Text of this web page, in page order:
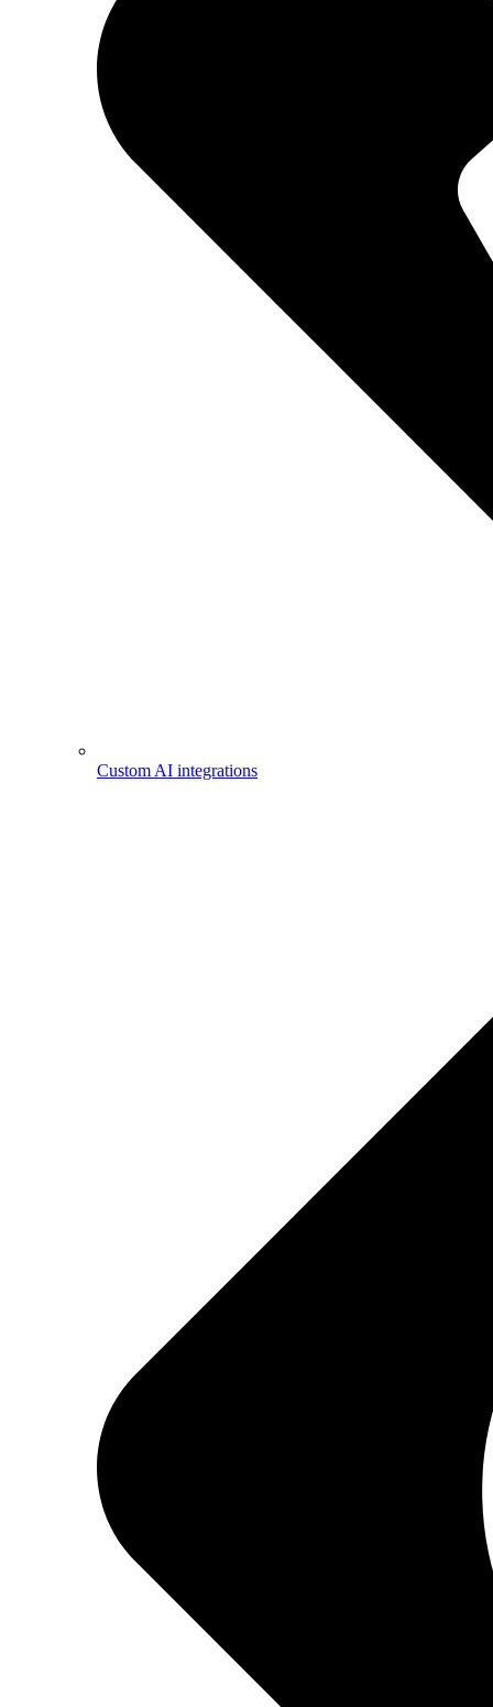
Custom AI integrations